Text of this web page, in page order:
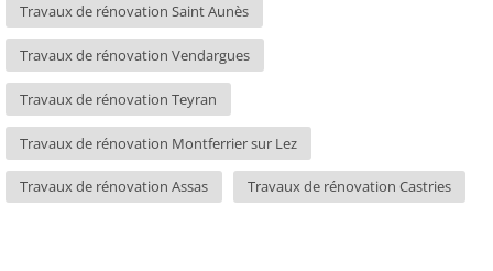
Travaux de rénovation Saint Aunès
Travaux de rénovation Vendargues
Travaux de rénovation Teyran
Travaux de rénovation Montferrier sur Lez
Travaux de rénovation Assas Travaux de rénovation Castries